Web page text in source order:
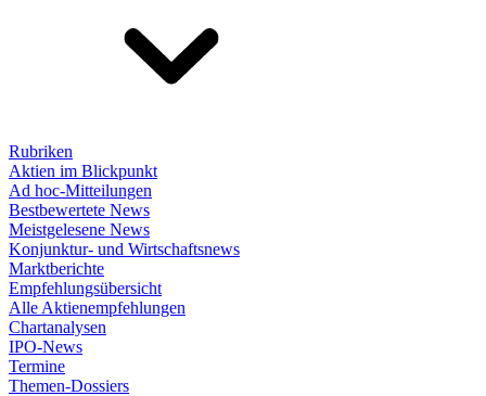
Rubriken
Aktien im Blickpunkt
Ad hoc-Mitteilungen
Bestbewertete News
Meistgelesene News
Konjunktur- und Wirtschaftsnews
Marktberichte
Empfehlungsübersicht
Alle Aktienempfehlungen
Chartanalysen
IPO-News
Termine
Themen-Dossiers